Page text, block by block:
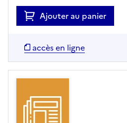
Ajouter au panier
accès en ligne